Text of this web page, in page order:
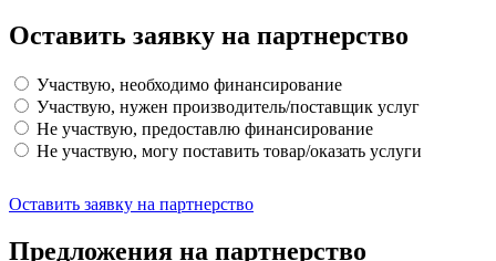
Оставить заявку на партнерство
Участвую, необходимо финансирование
Участвую, нужен производитель/поставщик услуг
Не участвую, предоставлю финансирование
Не участвую, могу поставить товар/оказать услуги
Оставить заявку на партнерство
Предложения на партнерство